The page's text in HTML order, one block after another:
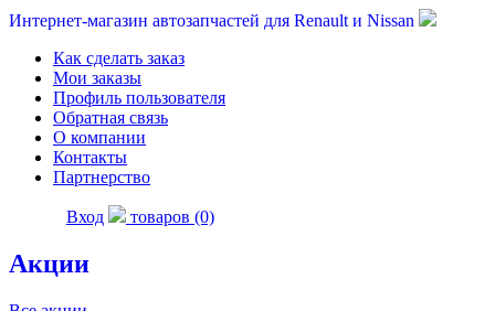
Интернет-магазин автозапчастей для Renault и Nissan
Как сделать заказ
Мои заказы
Профиль пользователя
Обратная связь
О компании
Контакты
Партнерство
Вход товаров (0)
Акции